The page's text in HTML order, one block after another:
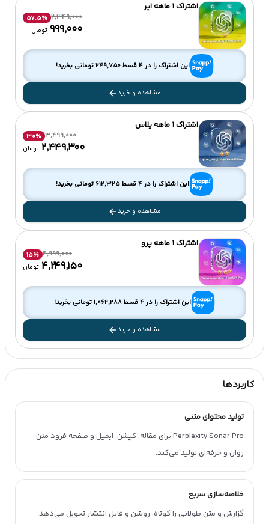
اشتراک 1 ماهه ایر
2,349,000
57.5%
۹۹۹٬۰۰۰ تومان
این اشتراک را در 4 قسط 249,750 تومانی بخرید!
مشاهده و خرید
اشتراک 1 ماهه پلاس
3,499,000
30%
۲٬۴۴۹٬۳۰۰ تومان
این اشتراک را در 4 قسط 612,325 تومانی بخرید!
مشاهده و خرید
اشتراک 1 ماهه پرو
4,999,000
15%
۴٬۲۴۹٬۱۵۰ تومان
این اشتراک را در 4 قسط 1,062,288تومانی بخرید!
مشاهده و خرید
کاربردها
تولید محتوای متنی
Perplexity Sonar Pro برای مقاله، کپشن، ایمیل و صفحه فرود متن
روان و حرفه‌ای تولید می‌کند.
خلاصه‌سازی سریع
گزارش و متن طولانی را کوتاه، روشن و قابل انتشار تحویل می‌دهد.